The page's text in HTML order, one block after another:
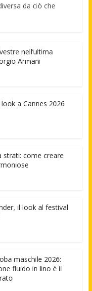
da ciò che
nell’ultima
Armani
a Cannes 2026
strati: come creare
il look al festival
maschile 2026:
fluido in lino è il